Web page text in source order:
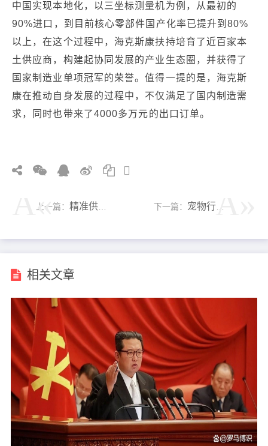
中国实现本地化，以三坐标测量机为例，从最初的
90%进口，到目前核心零部件国产化率已提升到80%
以上，在这个过程中，海克斯康扶持培育了近百家本
土供应商，构建起协同发展的产业生态圈，并获得了
国家制造业单项冠军的荣誉。值得一提的是，海克斯
康在推动自身发展的过程中，不仅满足了国内制造需
求，同时也带来了4000多万元的出口订单。
上一篇： 精准供需对接 助力企业“抱团”发展 下一篇： 宠物行业上市公司半年报出炉，多家头部企业表现亮眼
相关文章